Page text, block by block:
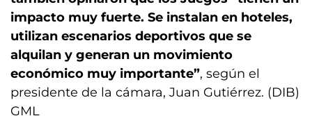
impacto muy fuerte. Se instalan en hoteles,
utilizan escenarios deportivos que se
alquilan y generan un movimiento
económico muy importante”, según el
presidente de la cámara, Juan Gutiérrez. (DIB)
GML